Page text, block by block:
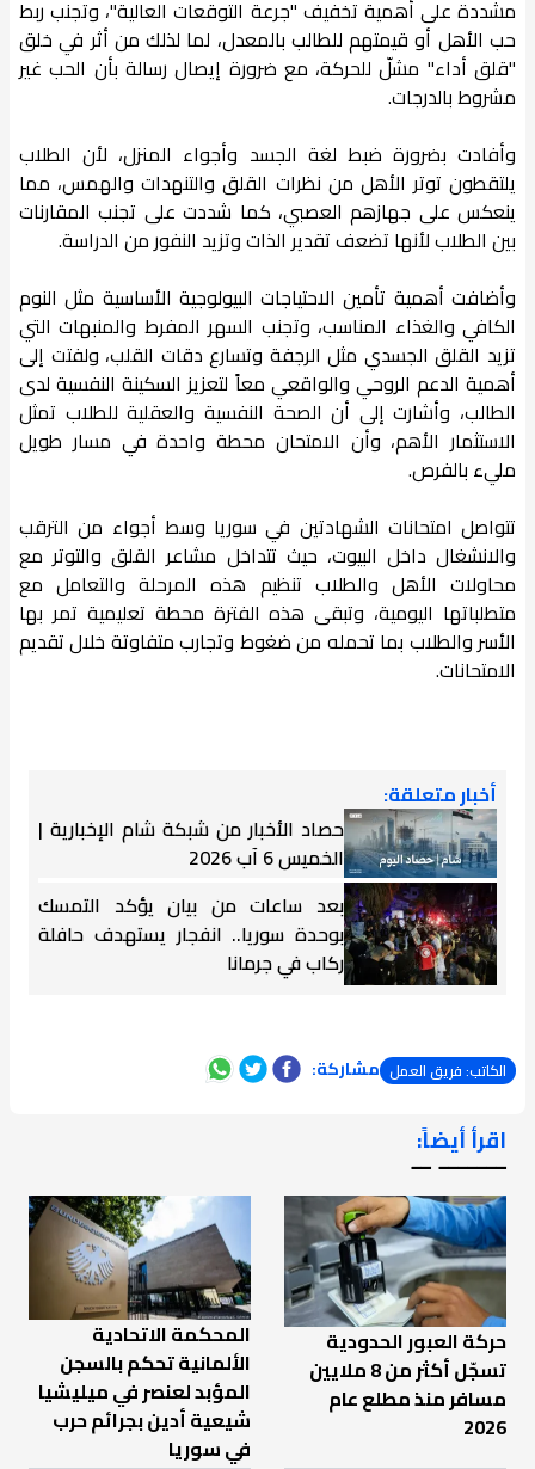
مشددة على أهمية تخفيف "جرعة التوقعات العالية"، وتجنب ربط
حب الأهل أو قيمتهم للطالب بالمعدل، لما لذلك من أثر في خلق
"قلق أداء" مشلّ للحركة، مع ضرورة إيصال رسالة بأن الحب غير
مشروط بالدرجات.
وأفادت بضرورة ضبط لغة الجسد وأجواء المنزل، لأن الطلاب
يلتقطون توتر الأهل من نظرات القلق والتنهدات والهمس، مما
ينعكس على جهازهم العصبي، كما شددت على تجنب المقارنات
بين الطلاب لأنها تضعف تقدير الذات وتزيد النفور من الدراسة.
وأضافت أهمية تأمين الاحتياجات البيولوجية الأساسية مثل النوم
الكافي والغذاء المناسب، وتجنب السهر المفرط والمنبهات التي
تزيد القلق الجسدي مثل الرجفة وتسارع دقات القلب، ولفتت إلى
أهمية الدعم الروحي والواقعي معاً لتعزيز السكينة النفسية لدى
الطالب، وأشارت إلى أن الصحة النفسية والعقلية للطلاب تمثل
الاستثمار الأهم، وأن الامتحان محطة واحدة في مسار طويل
مليء بالفرص.
تتواصل امتحانات الشهادتين في سوريا وسط أجواء من الترقب
والانشغال داخل البيوت، حيث تتداخل مشاعر القلق والتوتر مع
محاولات الأهل والطلاب تنظيم هذه المرحلة والتعامل مع
متطلباتها اليومية، وتبقى هذه الفترة محطة تعليمية تمر بها
الأسر والطلاب بما تحمله من ضغوط وتجارب متفاوتة خلال تقديم
الامتحانات.
أخبار متعلقة:
حصاد الأخبار من شبكة شام الإخبارية |
الخميس 6 آب 2026
بعد ساعات من بيان يؤكد التمسك
بوحدة سوريا.. انفجار يستهدف حافلة
ركاب في جرمانا
الكاتب: فريق العمل مشاركة:
اقرأ أيضاً:
ـــــــ ــ
حركة العبور الحدودية
تسجّل أكثر من 8 ملايين
مسافر منذ مطلع عام
2026
المحكمة الاتحادية
الألمانية تحكم بالسجن
المؤبد لعنصر في ميليشيا
شيعية أدين بجرائم حرب
في سوريا